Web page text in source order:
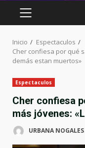
MENÚ
PRINCIPAL
Inicio
Espectaculos
Cher confiesa por qué
demás estan muertos»
Espectaculos
Cher confiesa
más jóvenes:
URBANA NOGALES